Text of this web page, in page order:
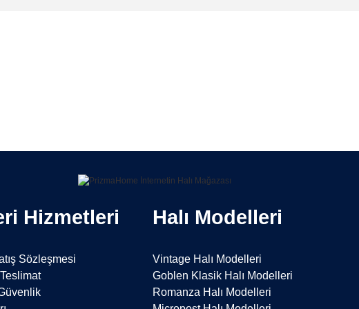
Hizmetleri
Sözleşmesi
Halı Modelleri
Vintage Halı Modelleri
Goblen Klasik Halı Modelleri
Romanza Halı Modelleri